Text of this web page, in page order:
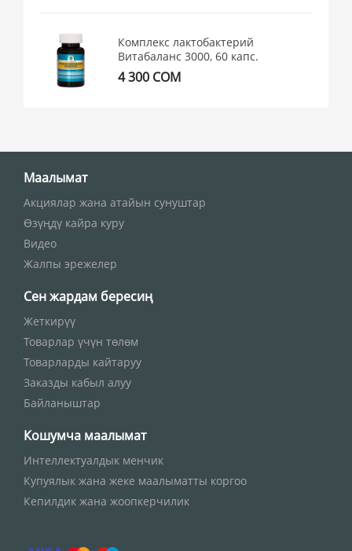
Комплекс лактобактерий
Витабаланс 3000, 60 капс.
4 300 СОМ
Маалымат
Акциялар жана атайын сунуштар
Өзүңдү кайра куру
Видео
Жалпы эрежелер
Сен жардам бересиң
Жеткирүү
Товарлар үчүн төлөм
Товарларды кайтаруу
Заказды кабыл алуу
Байланыштар
Кошумча маалымат
Интеллектуалдык менчик
Купуялык жана жеке маалыматты коргоо
Кепилдик жана жоопкерчилик